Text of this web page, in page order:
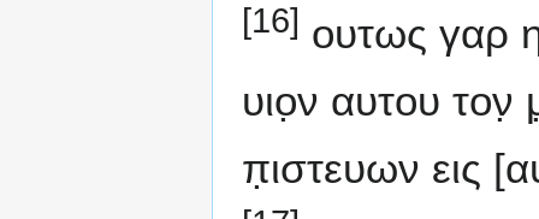
[16] ουτως γαρ
υιο̣ν αυτου
π̣ιστευων εις